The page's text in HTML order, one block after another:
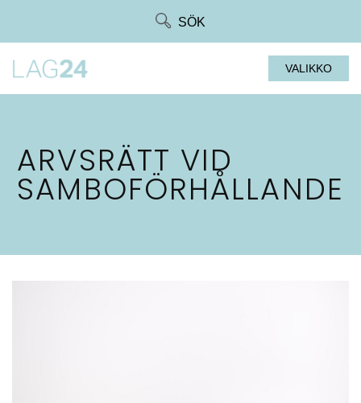
SÖK
VALIKKO
ARVSRÄTT VID
SAMBOFÖRHÅLLANDE